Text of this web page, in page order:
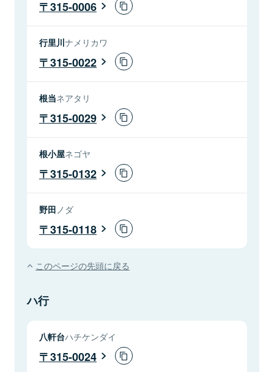
315-0006
行里川ナメリカワ
315-0022
根当ネアタリ
315-0029
根小屋ネゴヤ
315-0132
野田 ノダ
315-0118
このページの先頭に戻る
ハ行
八軒台ハチケンダイ
315-0024